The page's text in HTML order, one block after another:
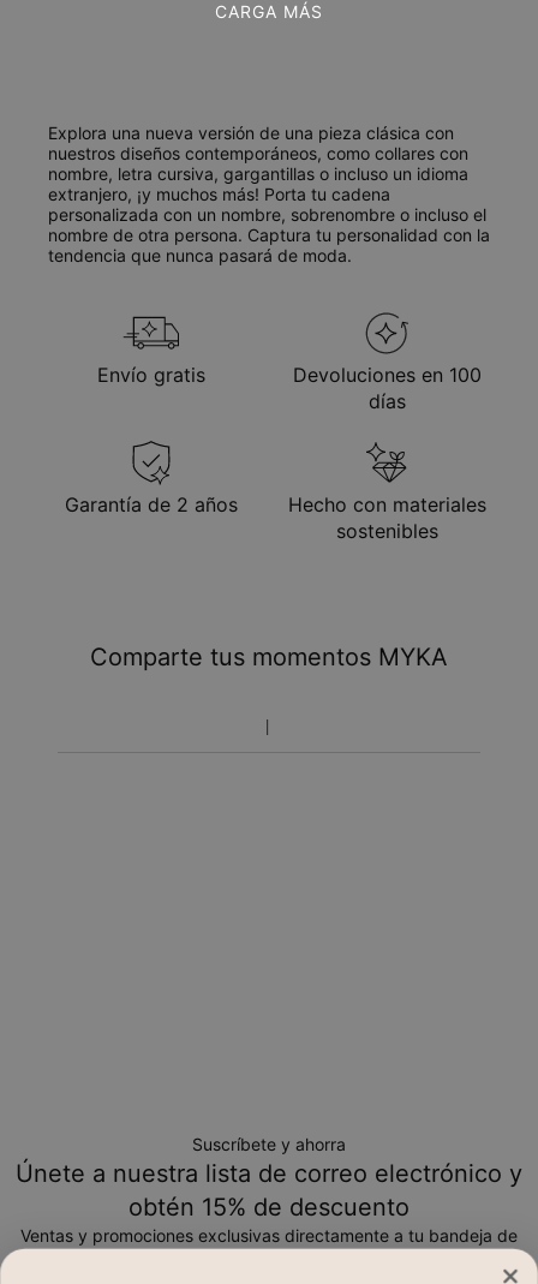
CARGA MÁS
Explora una nueva versión de una pieza clásica con
nuestros diseños contemporáneos, como collares con
nombre, letra cursiva, gargantillas o incluso un idioma
extranjero, ¡y muchos más! Porta tu cadena
personalizada con un nombre, sobrenombre o incluso el
nombre de otra persona. Captura tu personalidad con la
tendencia que nunca pasará de moda.
Envío gratis
Devoluciones en 100
días
Garantía de 2 años
Hecho con materiales
sostenibles
Comparte tus momentos MYKA
Suscríbete y ahorra
Únete a nuestra lista de correo electrónico y
obtén 15% de descuento
Ventas y promociones exclusivas directamente a tu bandeja de